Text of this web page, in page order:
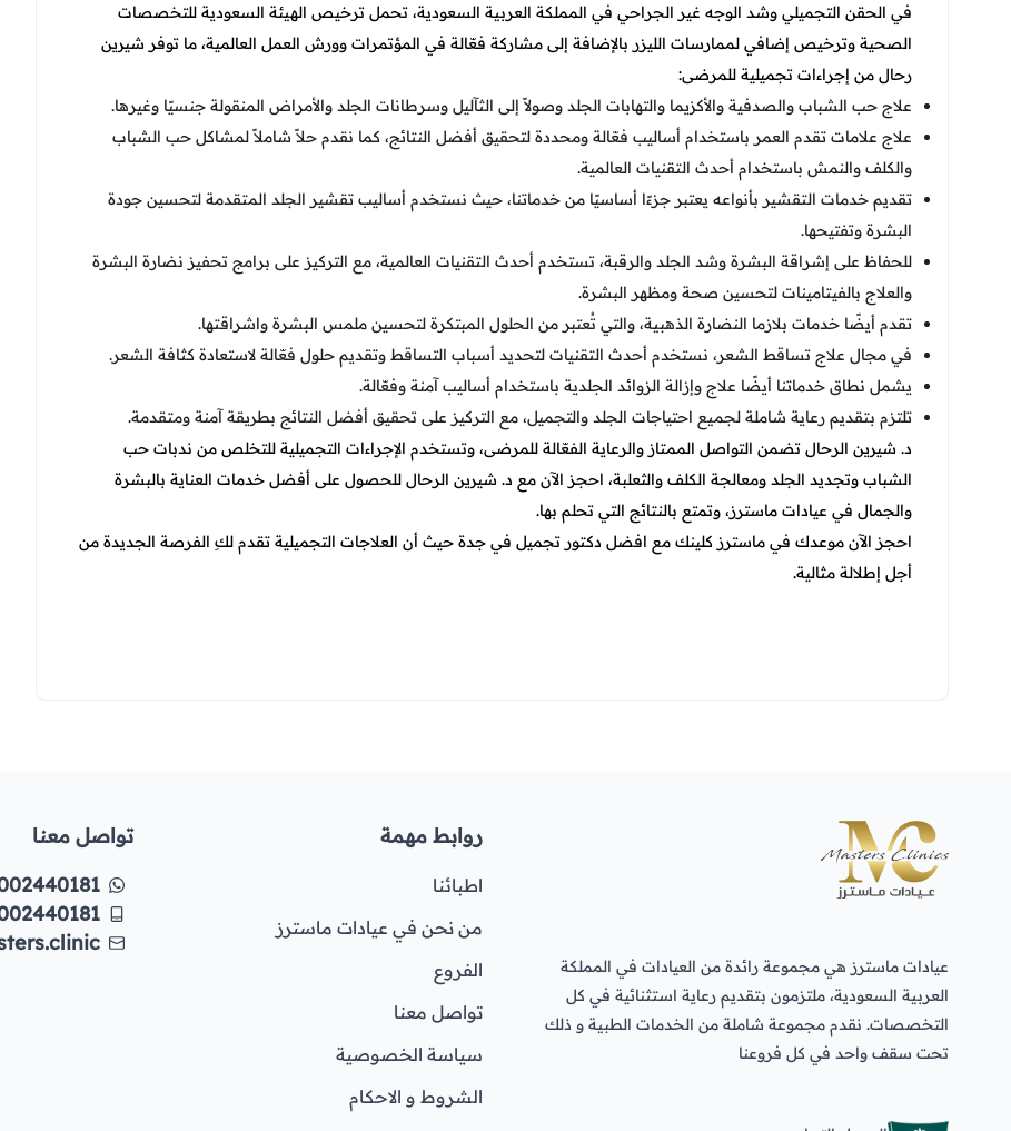
في الحقن التجميلي وشد الوجه غير الجراحي في المملكة العربية السعودية، تحمل ترخيص الهيئة السعودية للتخصصات
الصحية وترخيص إضافي لممارسات الليزر بالإضافة إلى مشاركة فعّالة في المؤتمرات وورش العمل العالمية، ما توفر شيرين
رحال من إجراءات تجميلية للمرضى:
علاج حب الشباب والصدفية والأكزيما والتهابات الجلد وصولاً إلى الثآليل وسرطانات الجلد والأمراض المنقولة جنسيًا وغيرها.
علاج علامات تقدم العمر باستخدام أساليب فعّالة ومحددة لتحقيق أفضل النتائج، كما نقدم حلاً شاملاً لمشاكل حب الشباب
والكلف والنمش باستخدام أحدث التقنيات العالمية.
تقديم خدمات التقشير بأنواعه يعتبر جزءًا أساسيًا من خدماتنا، حيث نستخدم أساليب تقشير الجلد المتقدمة لتحسين جودة
البشرة وتفتيحها.
للحفاظ على إشراقة البشرة وشد الجلد والرقبة، تستخدم أحدث التقنيات العالمية، مع التركيز على برامج تحفيز نضارة البشرة
والعلاج بالفيتامينات لتحسين صحة ومظهر البشرة.
تقدم أيضًا خدمات بلازما النضارة الذهبية، والتي تُعتبر من الحلول المبتكرة لتحسين ملمس البشرة واشراقتها.
في مجال علاج تساقط الشعر، نستخدم أحدث التقنيات لتحديد أسباب التساقط وتقديم حلول فعّالة لاستعادة كثافة الشعر.
يشمل نطاق خدماتنا أيضًا علاج وإزالة الزوائد الجلدية باستخدام أساليب آمنة وفعّالة.
تلتزم بتقديم رعاية شاملة لجميع احتياجات الجلد والتجميل، مع التركيز على تحقيق أفضل النتائج بطريقة آمنة ومتقدمة.
د. شيرين الرحال تضمن التواصل الممتاز والرعاية الفعّالة للمرضى، وتستخدم الإجراءات التجميلية للتخلص من ندبات حب
الشباب وتجديد الجلد ومعالجة الكلف والثعلبة، احجز الآن مع د. شيرين الرحال للحصول على أفضل خدمات العناية بالبشرة
والجمال في عيادات ماسترز، وتمتع بالنتائج التي تحلم بها.
احجز الآن موعدك في ماسترز كلينك مع افضل دكتور تجميل في جدة حيث أن العلاجات التجميلية تقدم لكِ الفرصة الجديدة من
أجل إطلالة مثالية.
عيادات ماسترز هي مجموعة رائدة من العيادات في المملكة
العربية السعودية، ملتزمون بتقديم رعاية استثنائية في كل
التخصصات. نقدم مجموعة شاملة من الخدمات الطبية و ذلك
تحت سقف واحد في كل فروعنا
روابط مهمة
اطبائنا
من نحن في عيادات ماسترز
الفروع
تواصل معنا
سياسة الخصوصية
الشروط و الاحكام
تواصل معنا